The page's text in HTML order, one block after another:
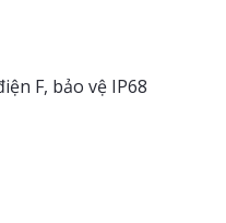
F, bảo vệ IP68